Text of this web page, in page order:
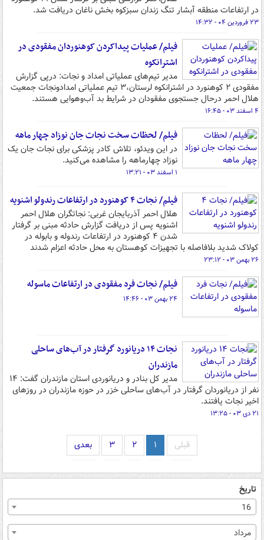
در ارتفاعات منطقه آبشار تنگ زندان سبزکوه بخش ناغان دریافت شد.
۲۳ فروردین ۰۴ - ۱۴:۳۲
فیلم/ عملیات پیداکردن کوهنوردان مفقودی در
اشترانکوه
مدیر تیم‌های عملیاتی امداد و نجات: درپی گزارش
مفقودی ٢ کوهنورد در اشترانکوه لرستان،٣ تیم عملیاتی امدادونجات جمعیت
هلال احمر درحال جستجوی مفقودان در شرایط بد آب‌وهوایی هستند.
۴ اسفند ۰۳ - ۱۶:۴۵
فیلم/ لحظات سخت نجات جان نوزاد چهار ماهه
در این ویدئو، تلاش کادر پزشکی برای نجات جان یک
نوزاد چهارماهه را مشاهده می‌کنید.
۱ اسفند ۰۳ - ۱۳:۲۱
فیلم/ نجات ۴ کوهنورد در ارتفاعات رندولو اشنویه
هلال احمر آذربایجان غربی: نجاتگران هلال احمر
اشنویه پس از دریافت گزارش حادثه مبنی بر گرفتار
شدن ۴ کوهنورد در ارتفاعات رندوله و بابوله در
کولاک شدید بلافاصله‌ با تجهیزات کوهستان به محل حادثه اعزام شدند
۲۶ بهمن ۰۳ - ۲۳:۱۲
فیلم/ نجات فرد مفقودی در ارتفاعات ‌ماسوله‌
۲۴ بهمن ۰۳ - ۱۴:۴۶
نجات ۱۴ دریانورد گرفتار در آب‌های ساحلی
مازندران
مدیر کل بنادر و دریانوردی استان مازندران گفت: ۱۴
نفر از دریانوردان گرفتار در آب‌های ساحلی خزر در حوزه مازندران در روزهای
اخیر نجات یافتند.
۲۱ دی ۰۳ - ۱۳:۲۵
قبلی ۱ ۲ ۳ بعدی
تاریخ
16
مرداد